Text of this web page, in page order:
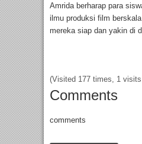
Amrida berharap para
ilmu produksi film
mereka siap dan yakin di
(Visited 177 times, 1
Comments
comments